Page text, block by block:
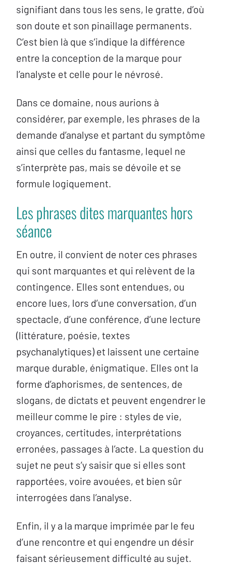
signifiant dans tous les sens, le gratte, d’où
son doute et son pinaillage permanents.
C’est bien là que s’indique la différence
entre la conception de la marque pour
l’analyste et celle pour le névrosé.
Dans ce domaine, nous aurions à
considérer, par exemple, les phrases de la
demande d’analyse et partant du symptôme
ainsi que celles du fantasme, lequel ne
s’interprète pas, mais se dévoile et se
formule logiquement.
Les phrases dites marquantes hors
séance
En outre, il convient de noter ces phrases
qui sont marquantes et qui relèvent de la
contingence. Elles sont entendues, ou
encore lues, lors d’une conversation, d’un
spectacle, d’une conférence, d’une lecture
(littérature, poésie, textes
psychanalytiques) et laissent une certaine
marque durable, énigmatique. Elles ont la
forme d’aphorismes, de sentences, de
slogans, de dictats et peuvent engendrer le
meilleur comme le pire : styles de vie,
croyances, certitudes, interprétations
erronées, passages à l’acte. La question du
sujet ne peut s’y saisir que si elles sont
rapportées, voire avouées, et bien sûr
interrogées dans l’analyse.
Enfin, il y a la marque imprimée par le feu
d’une rencontre et qui engendre un désir
faisant sérieusement difficulté au sujet.